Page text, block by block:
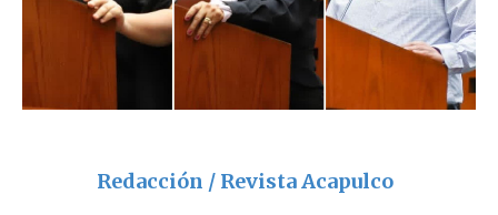
Redacción / Revista Acapulco